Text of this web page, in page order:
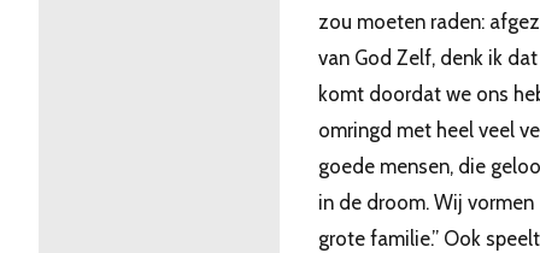
zou moeten raden:
van God Zelf, denk ik
komt doordat we ons
omringd met heel veel
goede mensen, die
in de droom. Wij vormen
grote familie.” Ook speelt